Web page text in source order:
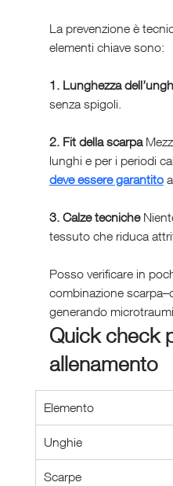
La prevenzione è
elementi chiave sono:
1. Lunghezza
senza spigoli.
2. Fit della scarpa
lunghi e per i periodi
deve essere garantito
3. Calze tecniche
tessuto che riduca
Posso verificare in
combinazione
generando
Quick check
allenamento
Elemento
Unghie
Scarpe